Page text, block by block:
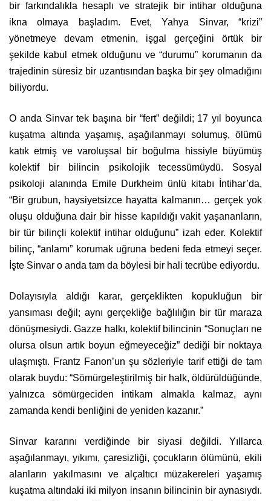
bir farkındalıkla hesaplı ve stratejik bir intihar olduğuna
ikna olmaya başladım. Evet, Yahya Sinvar, “krizi”
yönetmeye devam etmenin, işgal gerçeğini örtük bir
şekilde kabul etmek olduğunu ve “durumu” korumanın da
trajedinin süresiz bir uzantısından başka bir şey olmadığını
biliyordu.
O anda Sinvar tek başına bir “fert” değildi; 17 yıl boyunca
kuşatma altında yaşamış, aşağılanmayı solumuş, ölümü
katık etmiş ve varoluşsal bir boğulma hissiyle büyümüş
kolektif bir bilincin psikolojik tecessümüydü. Sosyal
psikoloji alanında Emile Durkheim ünlü kitabı İntihar’da,
“Bir grubun, haysiyetsizce hayatta kalmanın… gerçek yok
oluşu olduğuna dair bir hisse kapıldığı vakit yaşananların,
bir tür bilinçli kolektif intihar olduğunu” izah eder. Kolektif
bilinç, “anlamı” korumak uğruna bedeni feda etmeyi seçer.
İşte Sinvar o anda tam da böylesi bir hali tecrübe ediyordu.
Dolayısıyla aldığı karar, gerçeklikten kopukluğun bir
yansıması değil; aynı gerçekliğe bağlılığın bir tür maraza
dönüşmesiydi. Gazze halkı, kolektif bilincinin “Sonuçları ne
olursa olsun artık boyun eğmeyeceğiz” dediği bir noktaya
ulaşmıştı. Frantz Fanon’un şu sözleriyle tarif ettiği de tam
olarak buydu: “Sömürgeleştirilmiş bir halk, öldürüldüğünde,
yalnızca sömürgeciden intikam almakla kalmaz, aynı
zamanda kendi benliğini de yeniden kazanır.”
Sinvar kararını verdiğinde bir siyasi değildi. Yıllarca
aşağılanmayı, yıkımı, çaresizliği, çocukların ölümünü, ekili
alanların yakılmasını ve alçaltıcı müzakereleri yaşamış
kuşatma altındaki iki milyon insanın bilincinin bir aynasıydı.